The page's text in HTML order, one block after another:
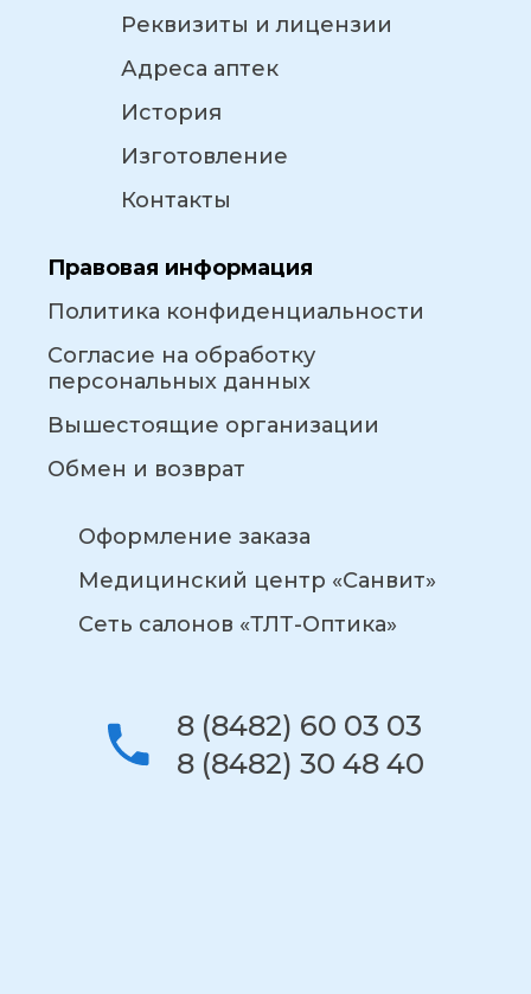
Реквизиты и лицензии
Адреса аптек
История
Изготовление
Контакты
Правовая информация
Политика конфиденциальности
Согласие на обработку
персональных данных
Вышестоящие организации
Обмен и возврат
Оформление заказа
Медицинский центр «Санвит»
Сеть салонов «ТЛТ-Оптика»
8 (8482) 60 03 03
8 (8482) 30 48 40